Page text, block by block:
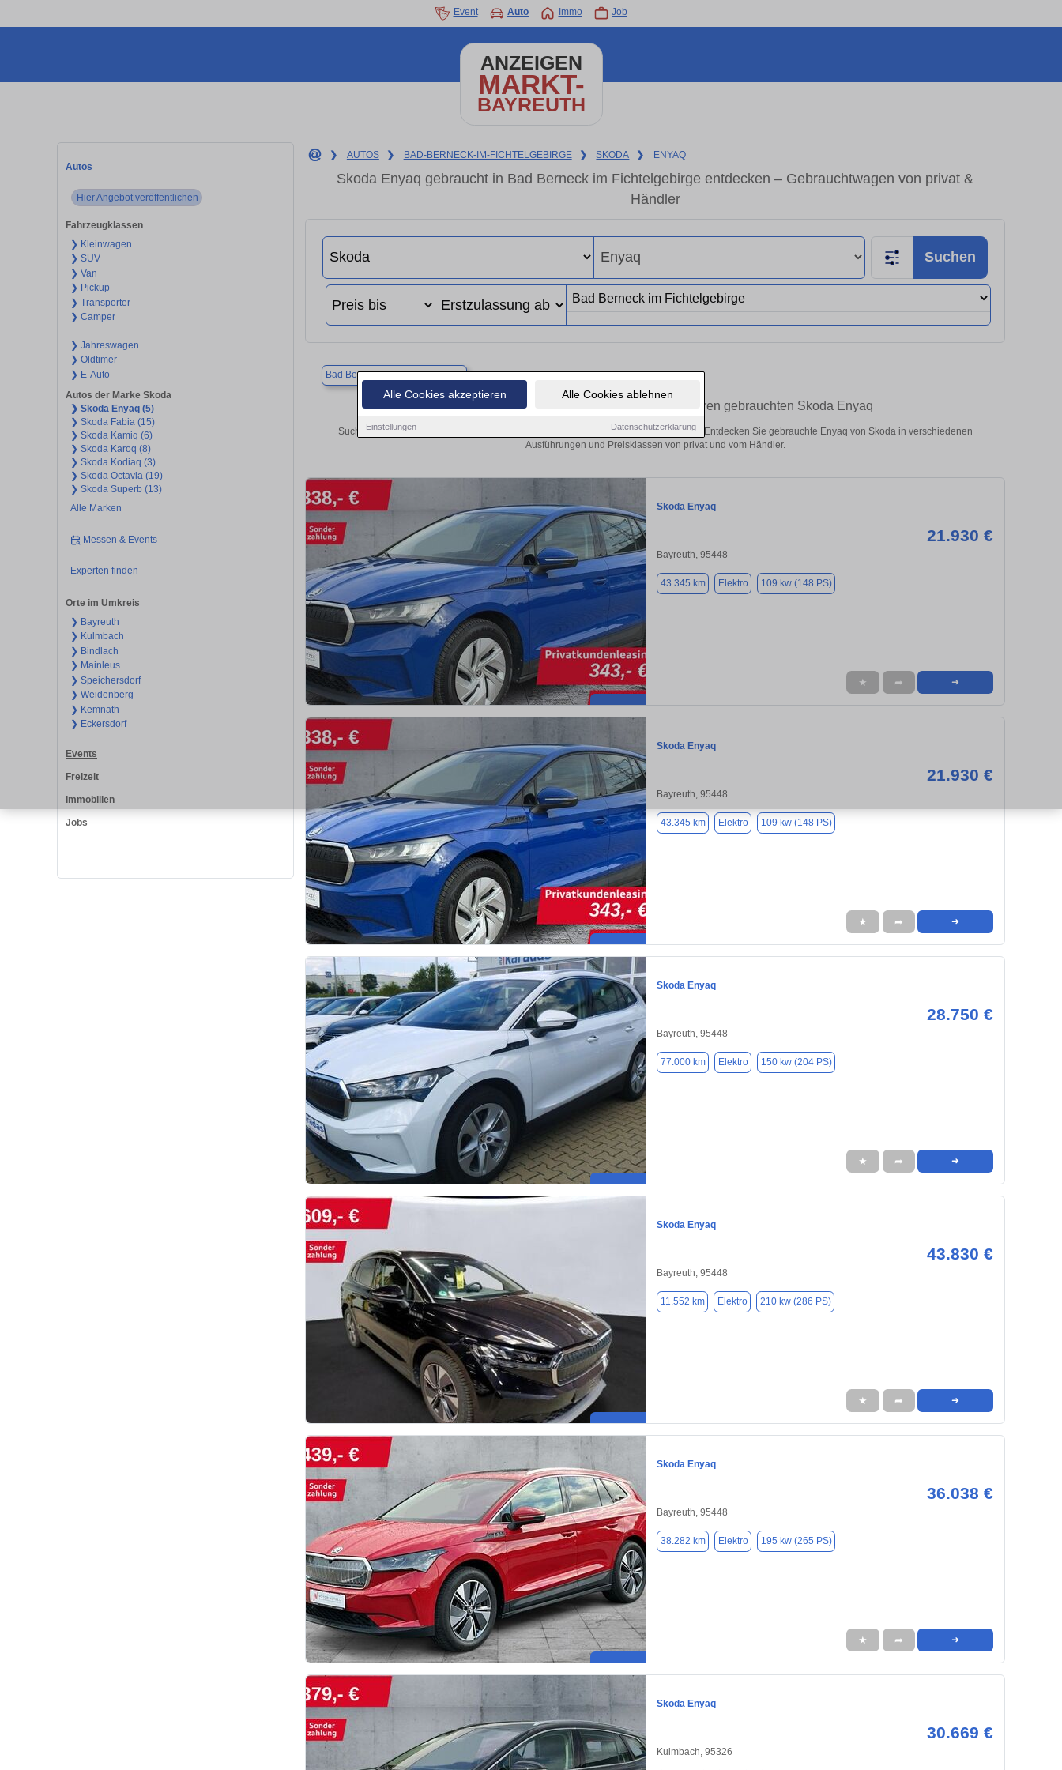
Alle Cookies akzeptieren Alle Cookies ablehnen
Einstellungen Datenschutzerklärung
Event Auto Immo Job
ANZEIGEN
MARKT-
BAYREUTH
Autos
Hier Angebot veröffentlichen
Fahrzeugklassen
❯ Kleinwagen
❯ SUV
❯ Van
❯ Pickup
❯ Transporter
❯ Camper
❯ Jahreswagen
❯ Oldtimer
❯ E-Auto
Autos der Marke Skoda
❯ Skoda Enyaq (5)
❯ Skoda Fabia (15)
❯ Skoda Kamiq (6)
❯ Skoda Karoq (8)
❯ Skoda Kodiaq (3)
❯ Skoda Octavia (19)
❯ Skoda Superb (13)
Alle Marken
Messen & Events
Experten finden
Orte im Umkreis
❯ Bayreuth
❯ Kulmbach
❯ Bindlach
❯ Mainleus
❯ Speichersdorf
❯ Weidenberg
❯ Kemnath
❯ Eckersdorf
Events
Freizeit
Immobilien
Jobs
❯ AUTOS ❯ BAD-BERNECK-IM-FICHTELGEBIRGE ❯ SKODA ❯ ENYAQ
Skoda Enyaq gebraucht in Bad Berneck im Fichtelgebirge entdecken – Gebrauchtwagen von privat &
Händler
Suchen
Bad Berneck im Fichtelgebirge×
Finden Sie in Bad Berneck im Fichtelgebirge Ihren gebrauchten Skoda Enyaq
Suchen Sie in Bad Berneck im Fichtelgebirge einen Skoda Enyaq Gebrauchtwagen? Entdecken Sie gebrauchte Enyaq von Skoda in verschiedenen
Ausführungen und Preisklassen von privat und vom Händler.
Skoda Enyaq
21.930 €
Bayreuth, 95448
43.345 km Elektro 109 kw (148 PS)
★ ➦ ➜
Skoda Enyaq
21.930 €
Bayreuth, 95448
43.345 km Elektro 109 kw (148 PS)
★ ➦ ➜
Skoda Enyaq
28.750 €
Bayreuth, 95448
77.000 km Elektro 150 kw (204 PS)
★ ➦ ➜
Skoda Enyaq
43.830 €
Bayreuth, 95448
11.552 km Elektro 210 kw (286 PS)
★ ➦ ➜
Skoda Enyaq
36.038 €
Bayreuth, 95448
38.282 km Elektro 195 kw (265 PS)
★ ➦ ➜
Skoda Enyaq
30.669 €
Kulmbach, 95326